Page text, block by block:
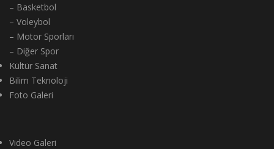
– Basketbol
– Voleybol
– Motor Sporları
– Diğer Spor
Kültür Sanat
Bilim Teknoloji
Foto Galeri
Video Galeri